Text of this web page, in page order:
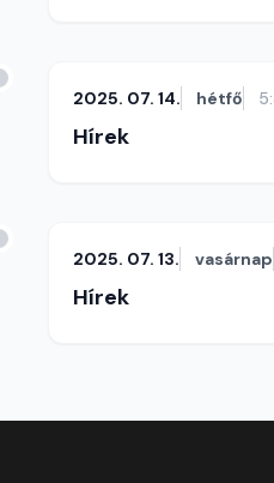
2025. 07. 14. hétfő
Hírek
2025. 07. 13. vasárnap
Hírek